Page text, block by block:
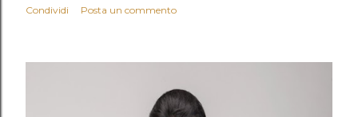
Condividi Posta un commento